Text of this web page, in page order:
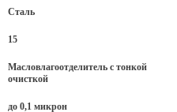
Сталь
15
Масловлагоотделитель с тонкой
очисткой
до 0,1 микрон